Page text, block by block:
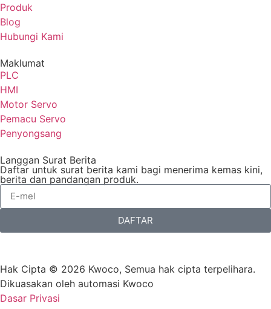
Produk
Blog
Hubungi Kami
Maklumat
PLC
HMI
Motor Servo
Pemacu Servo
Penyongsang
Langgan Surat Berita
Daftar untuk surat berita kami bagi menerima kemas kini,
berita dan pandangan produk.
DAFTAR
Hak Cipta © 2026 Kwoco, Semua hak cipta terpelihara.
Dikuasakan oleh automasi Kwoco
Dasar Privasi